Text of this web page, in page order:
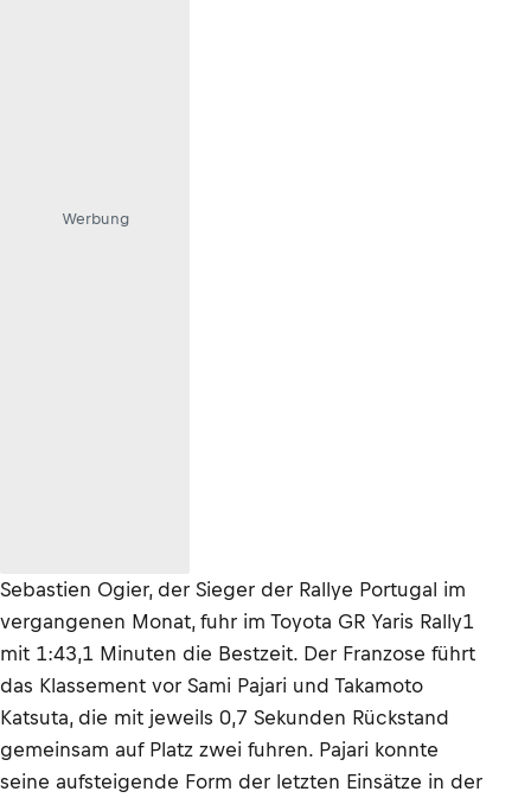
Werbung
Sebastien Ogier, der Sieger der Rallye Portugal im
vergangenen Monat, fuhr im Toyota GR Yaris Rally1
mit 1:43,1 Minuten die Bestzeit. Der Franzose führt
das Klassement vor Sami Pajari und Takamoto
Katsuta, die mit jeweils 0,7 Sekunden Rückstand
gemeinsam auf Platz zwei fuhren. Pajari konnte
seine aufsteigende Form der letzten Einsätze in der